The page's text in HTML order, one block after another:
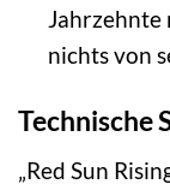
Jahrzehnte
nichts von
Technische
„Red Sun